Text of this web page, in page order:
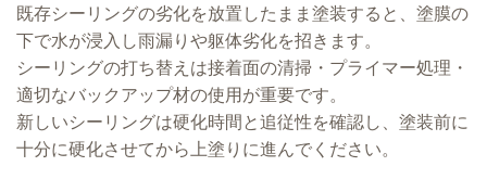
既存シーリングの劣化を放置したまま塗装すると、塗膜の
下で水が浸入し雨漏りや躯体劣化を招きます。
シーリングの打ち替えは接着面の清掃・プライマー処理・
適切なバックアップ材の使用が重要です。
新しいシーリングは硬化時間と追従性を確認し、塗装前に
十分に硬化させてから上塗りに進んでください。